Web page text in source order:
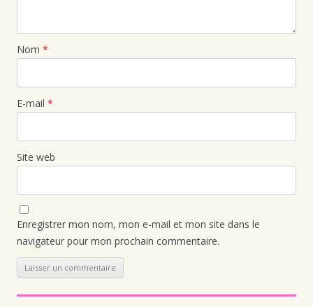
Nom *
E-mail *
Site web
Enregistrer mon nom, mon e-mail et mon site dans le
navigateur pour mon prochain commentaire.